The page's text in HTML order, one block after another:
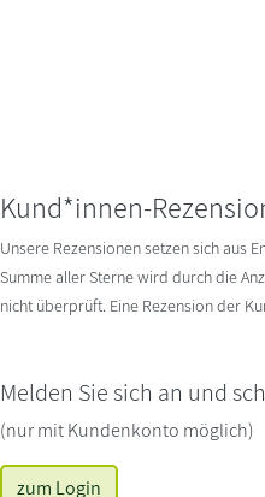
Kund*innen-
Unsere Rezensionen setzen sich aus
Summe aller Sterne wird durch die
nicht überprüft. Eine Rezension der
Melden Sie sich an und
(nur mit Kundenkonto möglich)
zum Login